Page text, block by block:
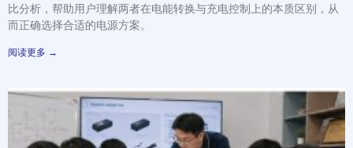
比分析，帮助用户理解两者在电能转换与充电控制上的本质区别，从
而正确选择合适的电源方案。
阅读更多 →